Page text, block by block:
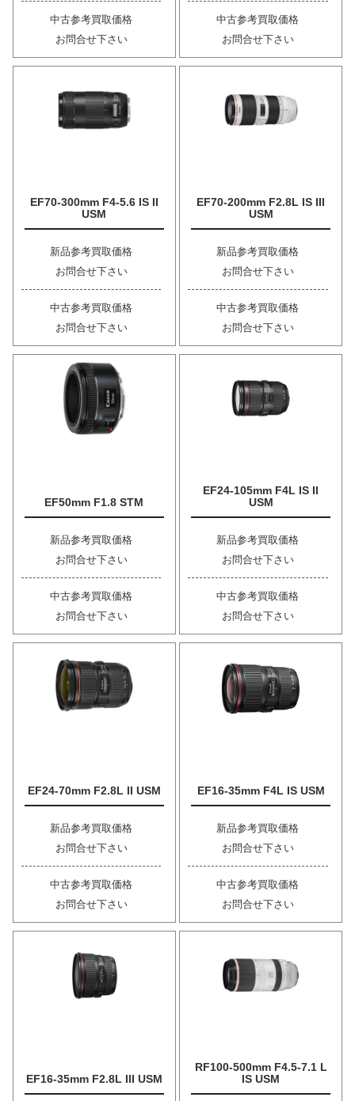
中古参考買取価格
お問合せ下さい
中古参考買取価格
お問合せ下さい
EF70-300mm F4-5.6 IS II
USM
新品参考買取価格
お問合せ下さい
中古参考買取価格
お問合せ下さい
EF70-200mm F2.8L IS III
USM
新品参考買取価格
お問合せ下さい
中古参考買取価格
お問合せ下さい
EF50mm F1.8 STM
新品参考買取価格
お問合せ下さい
中古参考買取価格
お問合せ下さい
EF24-105mm F4L IS II
USM
新品参考買取価格
お問合せ下さい
中古参考買取価格
お問合せ下さい
EF24-70mm F2.8L II USM
新品参考買取価格
お問合せ下さい
中古参考買取価格
お問合せ下さい
EF16-35mm F4L IS USM
新品参考買取価格
お問合せ下さい
中古参考買取価格
お問合せ下さい
EF16-35mm F2.8L III USM
RF100-500mm F4.5-7.1 L
IS USM